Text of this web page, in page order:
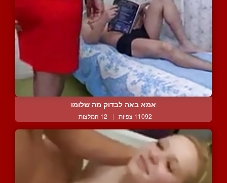
אמא באה לבדוק מה שלומו
11092 צפיות | 12 המלצות